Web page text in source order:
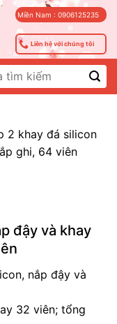
Miền Nam : 0906125235
Liên hệ với chúng tôi
2 khay đá silicon
ghi, 64 viên
đậy và khay
nắp đậy và
32 viên; tổng